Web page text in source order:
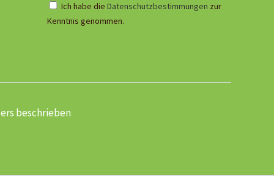
Ich habe die Datenschutzbestimmungen zur
Kenntnis genommen.
beschrieben